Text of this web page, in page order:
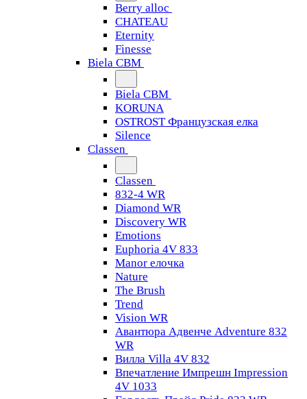
Berry alloc
CHATEAU
Eternity
Finesse
Biela CBM
Biela CBM
KORUNA
OSTROST Французская елка
Silence
Classen
Classen
832-4 WR
Diamond WR
Discovery WR
Emotions
Euphoria 4V 833
Manor елочка
Nature
The Brush
Trend
Vision WR
Авантюра Адвенче Adventure 832
WR
Вилла Villa 4V 832
Впечатление Импрешн Impression
4V 1033